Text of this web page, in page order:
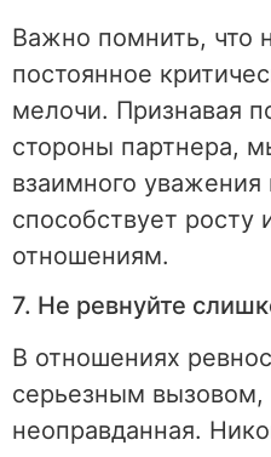
Важно помнить, что
постоянное
мелочи. Признавая
стороны партнера,
взаимного
способствует росту
отношениям.
7. Не ревнуйте
В отношениях
серьезным вызовом,
неоправданная.